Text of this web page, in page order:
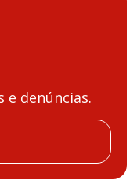
e denúncias.